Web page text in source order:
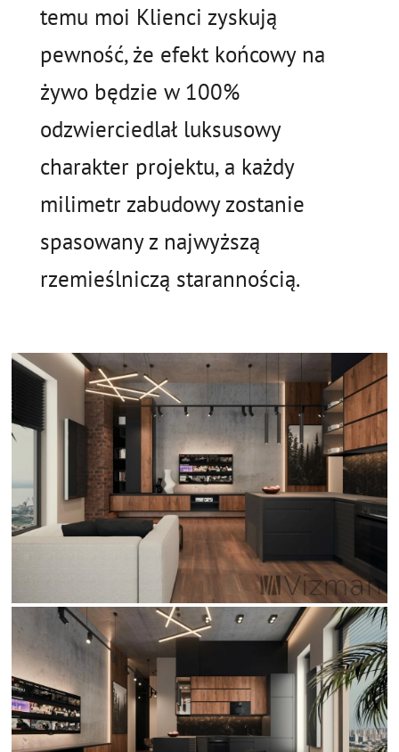
temu moi Klienci zyskują
pewność, że efekt końcowy na
żywo będzie w 100%
odzwierciedlał luksusowy
charakter projektu, a każdy
milimetr zabudowy zostanie
spasowany z najwyższą
rzemieślniczą starannością.